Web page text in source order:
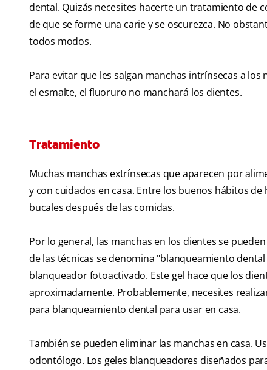
dental. Quizás necesites hacerte un tratamiento de
de que se forme una carie y se oscurezca. No
todos modos.
Para evitar que les salgan manchas intrínsecas a
el esmalte, el fluoruro no manchará los dientes.
Tratamiento
Muchas manchas extrínsecas que aparecen por
y con cuidados en casa. Entre los buenos hábitos
bucales después de las comidas.
Por lo general, las manchas en los dientes se
de las técnicas se denomina "blanqueamiento
blanqueador fotoactivado. Este gel hace que los
aproximadamente. Probablemente, necesites
para blanqueamiento dental para usar en casa.
También se pueden eliminar las manchas en casa.
odontólogo. Los geles blanqueadores diseñados